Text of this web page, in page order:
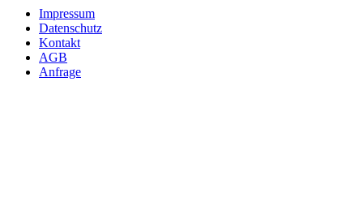
Impressum
Datenschutz
Kontakt
AGB
Anfrage